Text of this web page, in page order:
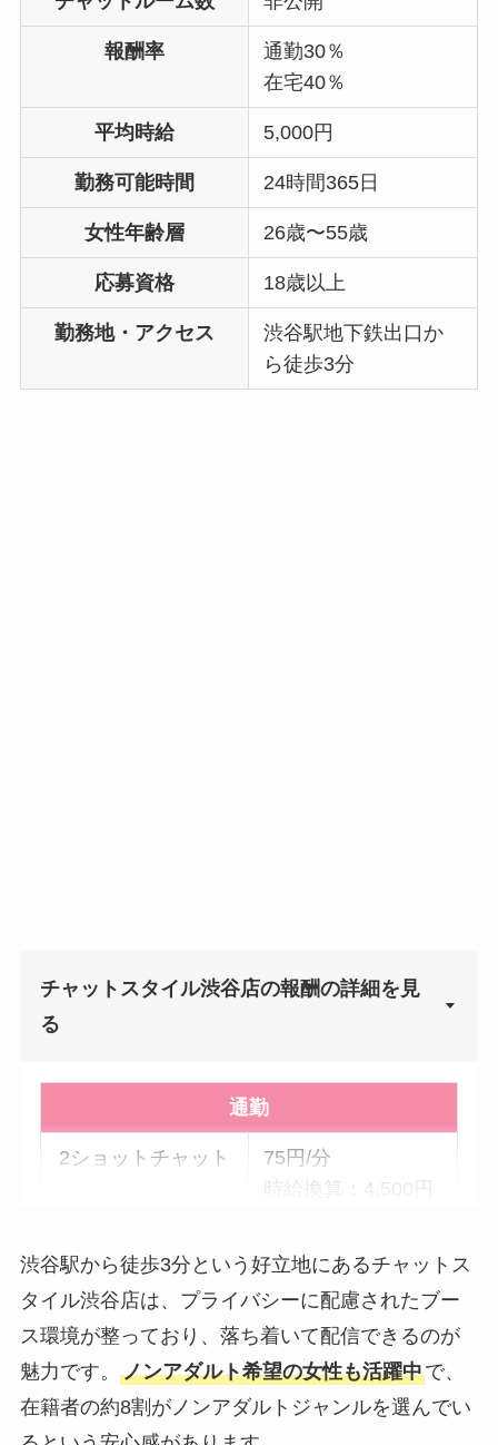
報酬率
通勤30％
在宅40％
平均時給 5,000円
勤務可能時間 24時間365日
女性年齢層 26歳〜55歳
応募資格 18歳以上
勤務地・アクセス
渋谷駅地下鉄出口か
ら徒歩3分
チャットスタイル渋谷店の報酬の詳細を見
る
▼
通勤
2ショットチャット
75円/分
時給換算：4,500円
ト
時給換算：1,800円
× 参加人数
双方向チャット
120円/分 × 参加人
数
時給換算：7,200円
渋谷駅から徒歩3分という好立地にあるチャットス
タイル渋谷店は、プライバシーに配慮されたブー
ス環境が整っており、落ち着いて配信できるのが
魅力です。 ノンアダルト希望の女性も活躍中で、
在籍者の約8割がノンアダルトジャンルを選んでい